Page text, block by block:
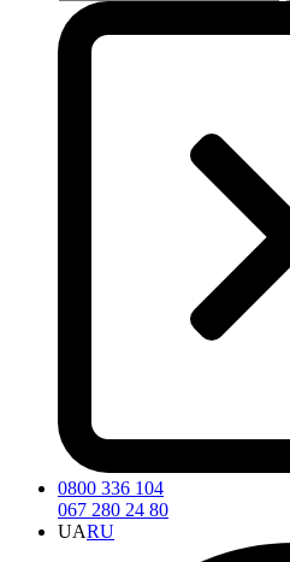
0800 336 104
067 280 24 80
UARU